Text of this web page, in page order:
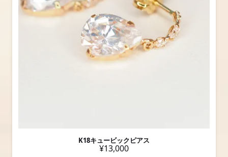
K18キュービックピアス
¥13,000